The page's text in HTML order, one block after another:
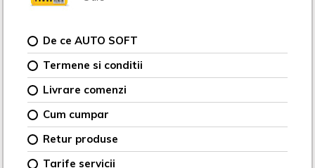
De ce AUTO SOFT
Termene si conditii
Livrare comenzi
Cum cumpar
Retur produse
Tarife servicii